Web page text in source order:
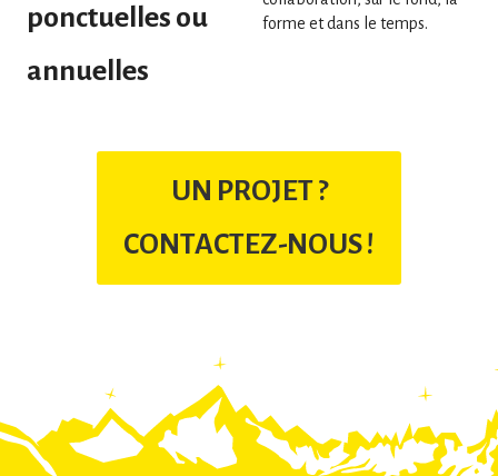
ponctuelles ou
annuelles
forme et dans le temps.
UN PROJET ?
CONTACTEZ-NOUS !